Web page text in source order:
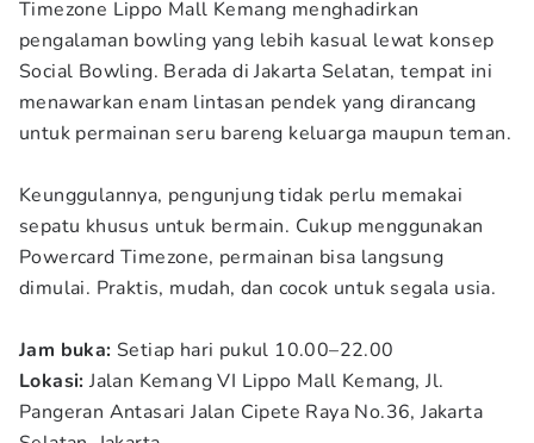
Timezone Lippo Mall Kemang menghadirkan
pengalaman bowling yang lebih kasual lewat konsep
Social Bowling. Berada di Jakarta Selatan, tempat ini
menawarkan enam lintasan pendek yang dirancang
untuk permainan seru bareng keluarga maupun teman.
Keunggulannya, pengunjung tidak perlu memakai
sepatu khusus untuk bermain. Cukup menggunakan
Powercard Timezone, permainan bisa langsung
dimulai. Praktis, mudah, dan cocok untuk segala usia.
Jam buka: Setiap hari pukul 10.00–22.00
Lokasi:Jalan Kemang VI Lippo Mall Kemang, Jl.
Pangeran Antasari Jalan Cipete Raya No.36, Jakarta